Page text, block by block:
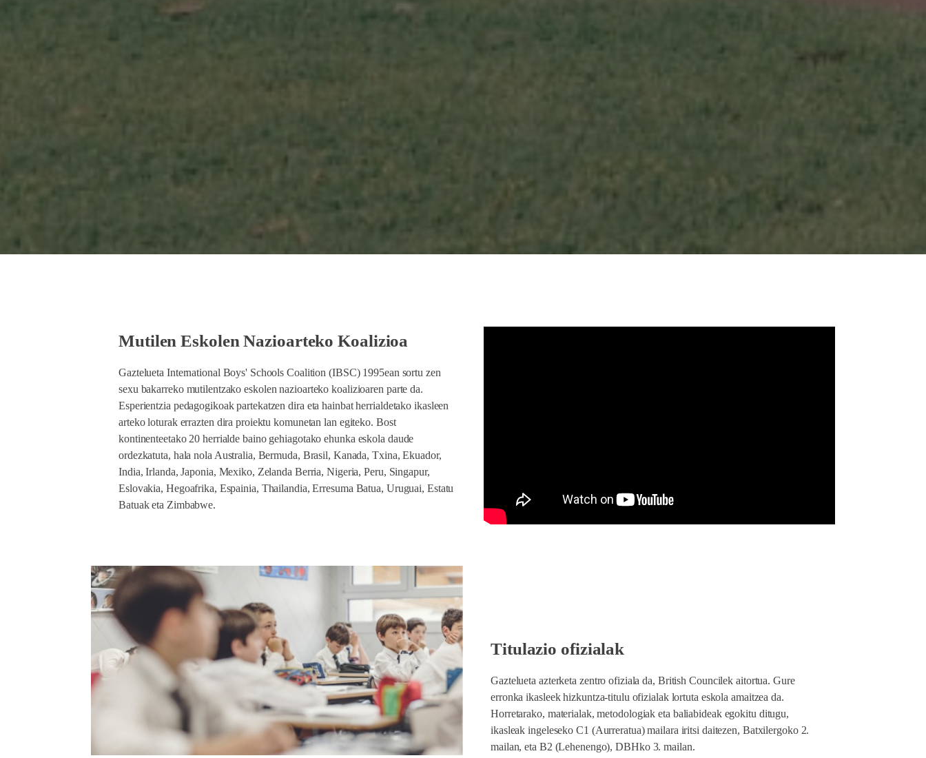
Mutilen Eskolen Nazioarteko Koalizioa
Gaztelueta International Boys' Schools Coalition (IBSC) 1995ean sortu zen
sexu bakarreko mutilentzako eskolen nazioarteko koalizioaren parte da.
Esperientzia pedagogikoak partekatzen dira eta hainbat herrialdetako ikasleen
arteko loturak errazten dira proiektu komunetan lan egiteko. Bost
kontinenteetako 20 herrialde baino gehiagotako ehunka eskola daude
ordezkatuta, hala nola Australia, Bermuda, Brasil, Kanada, Txina, Ekuador,
India, Irlanda, Japonia, Mexiko, Zelanda Berria, Nigeria, Peru, Singapur,
Eslovakia, Hegoafrika, Espainia, Thailandia, Erresuma Batua, Uruguai, Estatu
Batuak eta Zimbabwe.
Titulazio ofizialak
Gaztelueta azterketa zentro ofiziala da, British Councilek aitortua. Gure
erronka ikasleek hizkuntza-titulu ofizialak lortuta eskola amaitzea da.
Horretarako, materialak, metodologiak eta baliabideak egokitu ditugu,
ikasleak ingeleseko C1 (Aurreratua) mailara iritsi daitezen, Batxilergoko 2.
mailan, eta B2 (Lehenengo), DBHko 3. mailan.